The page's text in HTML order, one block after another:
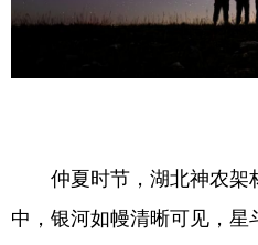
仲夏时节，湖北神农架
中，银河如幔清晰可见，星